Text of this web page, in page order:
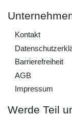
Kontakt
Barrierefreiheit
AGB
Impressum
Werde Teil